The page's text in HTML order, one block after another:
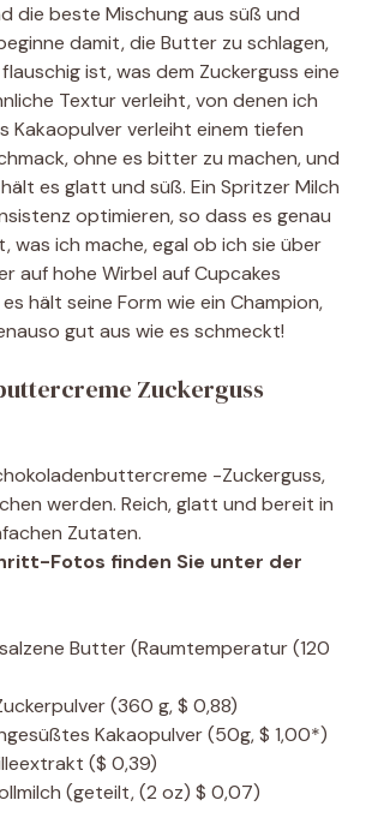
die beste Mischung aus süß und
damit, die Butter zu schlagen,
ist, was dem Zuckerguss eine
Textur verleiht, von denen ich
Kakaopulver verleiht einem tiefen
ohne es bitter zu machen, und
es glatt und süß. Ein Spritzer Milch
optimieren, so dass es genau
was ich mache, egal ob ich sie über
auf hohe Wirbel auf Cupcakes
hält seine Form wie ein Champion,
gut aus wie es schmeckt!
Zuckerguss
-Zuckerguss,
werden. Reich, glatt und bereit in
Zutaten.
Fotos finden Sie unter der
Butter(Raumtemperatur (120
(360 g, $ 0,88)
Kakaopulver(50g, $ 1,00*)
($ 0,39)
(geteilt, (2 oz) $ 0,07)